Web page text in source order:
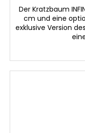
Der Kratzbaum
cm und eine
exklusive Version